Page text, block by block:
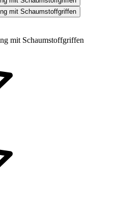
mit Schaumstoffgriffen